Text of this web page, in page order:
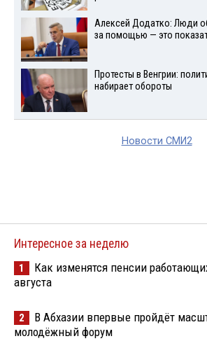
Алексей Додатко: Люди
за помощью — это
Протесты в Венгрии:
набирает обороты
Новости СМИ2
Интересное за неделю
1
Как изменятся пенсии
августа
2
В Абхазии впервые пройдёт
молодёжный форум